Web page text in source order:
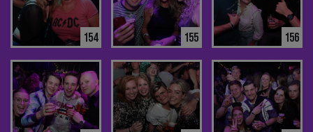
154 155 156